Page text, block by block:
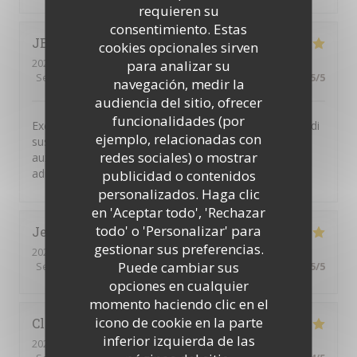
requieren su
consentimiento. Estas
cookies opcionales sirven
para analizar su
navegación, medir la
audiencia del sitio, ofrecer
funcionalidades (por
ejemplo, relacionadas con
redes sociales) o mostrar
publicidad o contenidos
personalizados. Haga clic
en 'Aceptar todo', 'Rechazar
todo' o 'Personalizar' para
gestionar sus preferencias.
Puede cambiar sus
opciones en cualquier
momento haciendo clic en el
icono de cookie en la parte
inferior izquierda de las
JEAN-MARIE F
2026-07-06
- 12:30 - Invitados 4
Servicio
Ambiente /5 Menú /5 Calidad / Precio 5/5
Excellent restaurant libanais. Le buffet à volonté du midi
suscite l enthousiasme de toutes les personnes
auxquelles je propose de déjeuner à cette très bonne
adresse.
Jean-FrançoisB
2026-07-12
- 13:00 - Invitados 6
Servicio
Ambiente:5 /5 Menú: 5/5 Calidad / Precio 5/5
Claudie
2026-07-11
- 20:00 - Invitados 4